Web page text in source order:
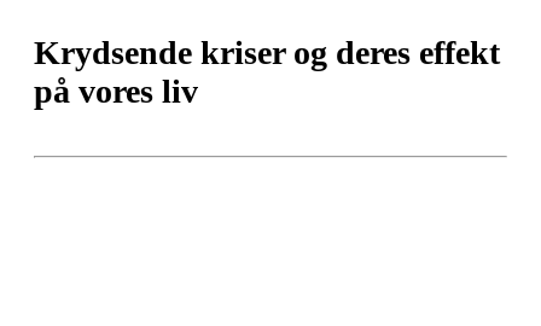
Krydsende kriser og deres effekt
på vores liv